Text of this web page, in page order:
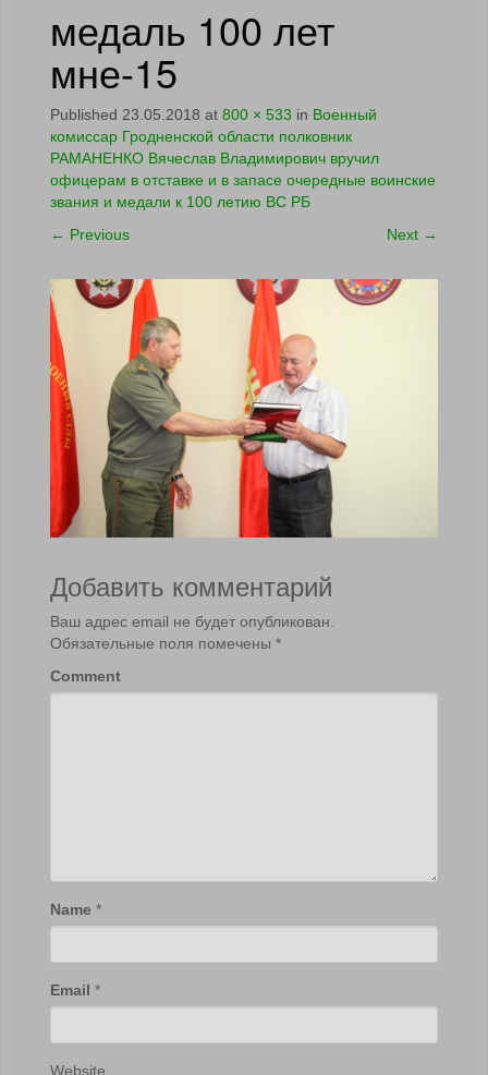
медаль 100 лет
мне-15
Published 23.05.2018 at 800 × 533 in Военный
комиссар Гродненской области полковник
РАМАНЕНКО Вячеслав Владимирович вручил
офицерам в отставке и в запасе очередные воинские
звания и медали к 100 летию ВС РБ
← Previous Next →
Добавить комментарий
Ваш адрес email не будет опубликован.
Обязательные поля помечены *
Comment
Name *
Email *
Website